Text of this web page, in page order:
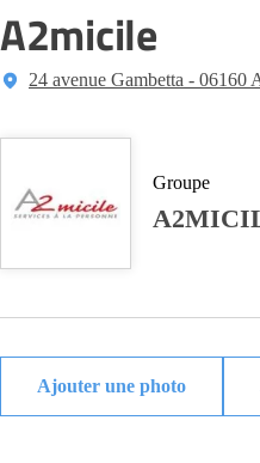
A2micile
24 avenue Gambetta - 06160
Groupe